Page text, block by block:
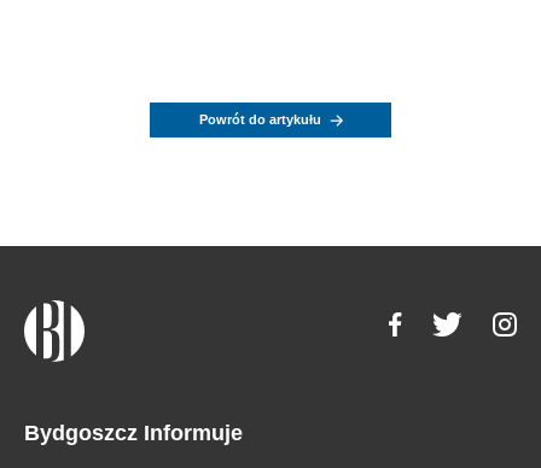
Powrót do artykułu
Bydgoszcz Informuje